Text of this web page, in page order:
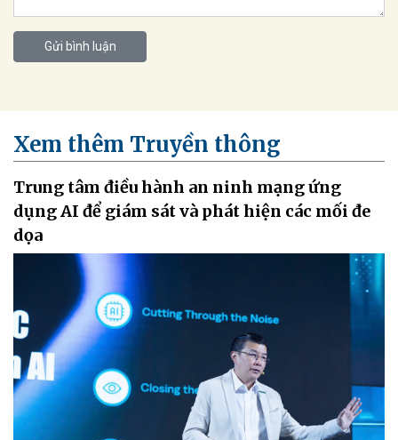
Gửi bình luận
Xem thêm Truyền thông
Trung tâm điều hành an ninh mạng ứng
dụng AI để giám sát và phát hiện các mối đe
dọa